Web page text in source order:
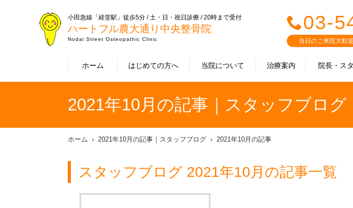
小田急線「経堂駅」徒歩5分 / 土・日・祝日診療 / 20時まで受付
ハートフル農大通り中央整骨院
Nodai Street Osteopathic Clinic
ホーム はじめての方へ 当院について 治療案内 院長・ス
03-
当日のご来院大歓
2021年10月の記事｜スタッフブログ
ホーム 2021年10月の記事｜スタッフブログ 2021年10月の記事
スタッフブログ 2021年10月の記事一覧